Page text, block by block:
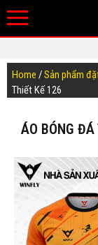
Home /Sản phẩm
Thiết Kế 126
ÁO BÓNG